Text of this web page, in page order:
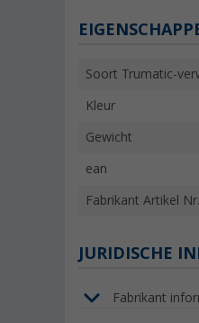
Soort Trumatic-
Kleur
Gewicht
ean
Fabrikant Artikel Nr.
JURIDISCHE
Fabrikant